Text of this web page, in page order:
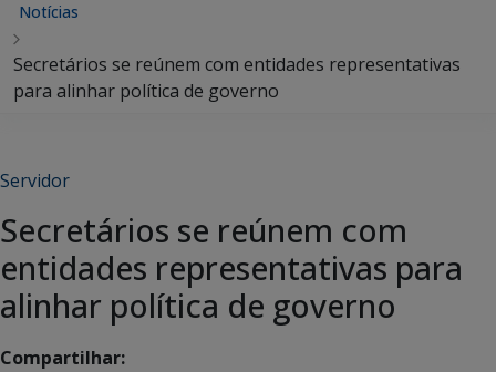
Notícias
Secretários se reúnem com entidades representativas
para alinhar política de governo
Servidor
Secretários se reúnem com
entidades representativas para
alinhar política de governo
Compartilhar: